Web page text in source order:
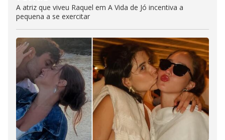
A atriz que viveu Raquel em A Vida de Jó incentiva a
pequena a se exercitar